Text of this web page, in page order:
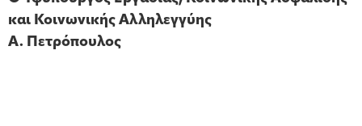
και Κοινωνικής Αλληλεγγύης
Α. Πετρόπουλος